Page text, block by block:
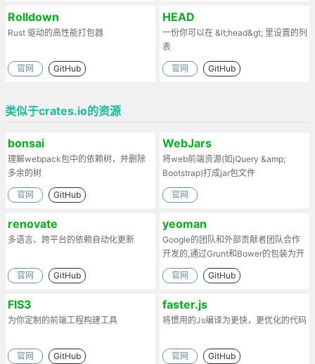
Rolldown
Rust 驱动的高性能打包器
官网 GitHub
HEAD
一份你可以在 &lt;head&gt; 里设置的列
表
官网 GitHub
类似于crates.io的资源
bonsai
理解webpack包中的依赖树，并删除
多余的树
官网 GitHub
WebJars
将web前端资源(如jQuery &amp;
Bootstrap)打成jar包文件
官网
renovate
多语言、跨平台的依赖自动化更新
官网 GitHub
yeoman
Google的团队和外部贡献者团队合作
开发的,通过Grunt和Bower的包装为开
发者创建一个易用的工作流
官网 GitHub
FIS3
为你定制的前端工程构建工具
官网 GitHub
faster.js
将惯用的Js编译为更快，更优化的代码
官网 GitHub